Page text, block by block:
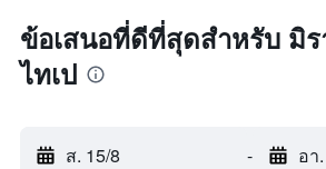
ข้อเสนอที่ดีที่สุดสำหรับ มิร
ไทเป
ส. 15/8 - อา